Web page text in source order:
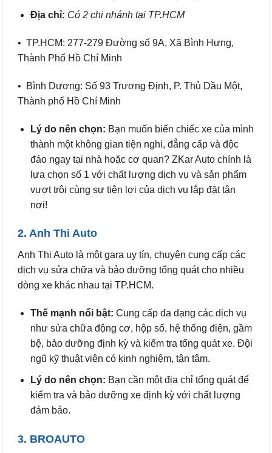
Địa chỉ: Có 2 chi nhánh tại TP.HCM
• TP.HCM: 277-279 Đường số 9A, Xã Bình Hưng,
Thành Phố Hồ Chí Minh
• Bình Dương: Số 93 Trương Định, P. Thủ Dầu Một,
Thành phố Hồ Chí Minh
Lý do nên chọn: Bạn muốn biến chiếc xe của mình
thành một không gian tiện nghi, đẳng cấp và độc
đáo ngay tại nhà hoặc cơ quan? ZKar Auto chính là
lựa chọn số 1 với chất lượng dịch vụ và sản phẩm
vượt trội cùng sự tiện lợi của dịch vụ lắp đặt tận
nơi!
2. Anh Thi Auto
Anh Thi Auto là một gara uy tín, chuyên cung cấp các
dịch vụ sửa chữa và bảo dưỡng tổng quát cho nhiều
dòng xe khác nhau tại TP.HCM.
Thế mạnh nổi bật: Cung cấp đa dạng các dịch vụ
như sửa chữa động cơ, hộp số, hệ thống điện, gầm
bệ, bảo dưỡng định kỳ và kiểm tra tổng quát xe. Đội
ngũ kỹ thuật viên có kinh nghiệm, tận tâm.
Lý do nên chọn: Bạn cần một địa chỉ tổng quát để
kiểm tra và bảo dưỡng xe định kỳ với chất lượng
đảm bảo.
3. BROAUTO